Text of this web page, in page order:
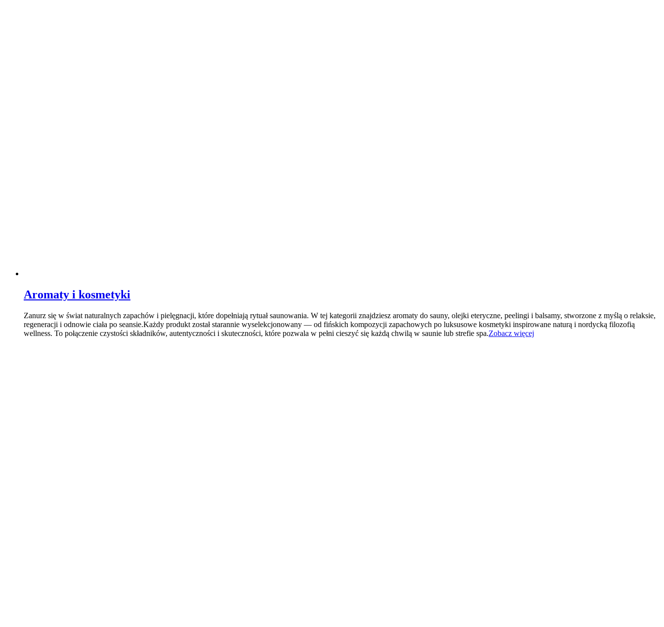
Aromaty i kosmetyki
Zanurz się w świat naturalnych zapachów i pielęgnacji, które dopełniają rytuał saunowania. W tej kategorii znajdziesz aromaty do sauny, olejki eteryczne, peelingi i balsamy, stworzone z myślą o relaksie,
regeneracji i odnowie ciała po seansie.Każdy produkt został starannie wyselekcjonowany — od fińskich kompozycji zapachowych po luksusowe kosmetyki inspirowane naturą i nordycką filozofią
wellness. To połączenie czystości składników, autentyczności i skuteczności, które pozwala w pełni cieszyć się każdą chwilą w saunie lub strefie spa.Zobacz więcej